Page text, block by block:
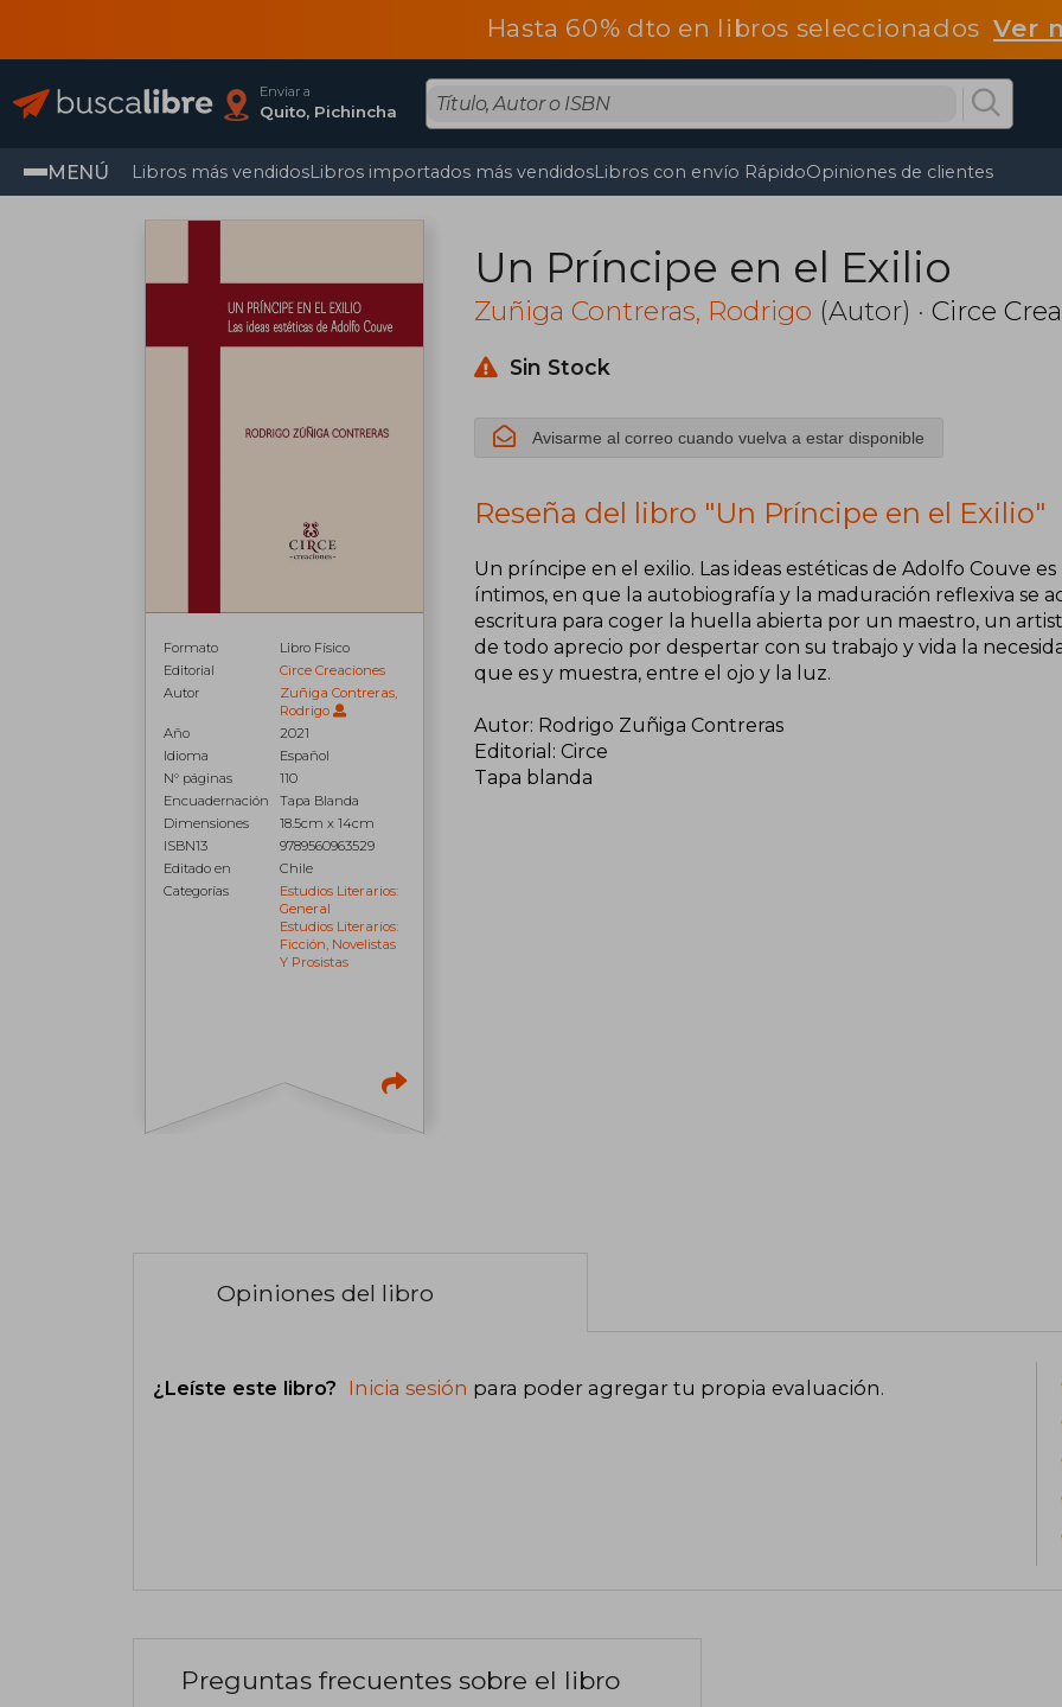
Hasta 60% dto en libros seleccionadosVer
Enviar a
Quito, Pichincha
MENÚ Libros más vendidosLibros importados más vendidosLibros con envío RápidoOpiniones de clientes
Formato
Libro Físico
Editorial
Circe Creaciones
Autor
Zuñiga Contreras,
Rodrigo
Año
2021
Idioma
Español
N° páginas
110
Encuadernación
Tapa Blanda
Dimensiones
18.5cm x 14cm
ISBN13
9789560963529
Editado en
Chile
Categorías
Estudios Literarios:
General
Estudios Literarios:
Ficción, Novelistas
Y Prosistas
Un Príncipe en el Exilio
Zuñiga Contreras, Rodrigo (Autor) · Circe
Sin Stock
Avisarme al correo cuando vuelva a estar disponible
Reseña del libro "Un Príncipe en el Exilio"
Un príncipe en el exilio. Las ideas estéticas de Adolfo Couve
íntimos, en que la autobiografía y la maduración reflexiva se
escritura para coger la huella abierta por un maestro, un
de todo aprecio por despertar con su trabajo y vida la
que es y muestra, entre el ojo y la luz.
Autor: Rodrigo Zuñiga Contreras
Editorial: Circe
Tapa blanda
Opiniones del libro
¿Leíste este libro? Inicia sesión para poder agregar tu propia evaluación.
Preguntas frecuentes sobre el libro